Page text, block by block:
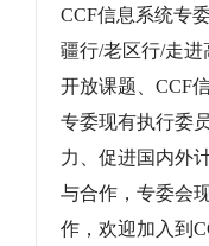
CCF信息系统专
疆行/老区行/走进
开放课题、 CCF
专委现有执行委
力、促进国内外
与合作，专委会
作，欢迎加入到